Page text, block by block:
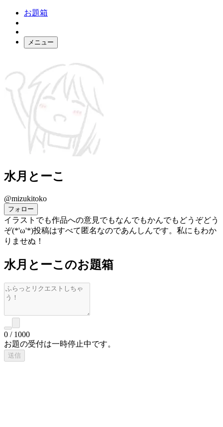
お題箱
メニュー
ログイン
水月とーこ
@mizukitoko
フォロー
イラストでも作品への意見でもなんでもかんでもどうぞどう
ぞ(*'ω'*)投稿はすべて匿名なのであんしんです。私にもわか
りませぬ！
水月とーこのお題箱
0 / 1000
お題の受付は一時停止中です。